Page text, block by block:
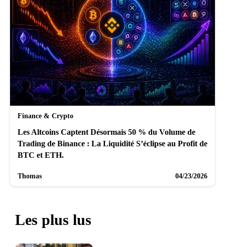
Finance & Crypto
Les Altcoins Captent Désormais 50 % du Volume de
Trading de Binance : La Liquidité S’éclipse au Profit de
BTC et ETH.
Thomas 04/23/2026
Les plus lus